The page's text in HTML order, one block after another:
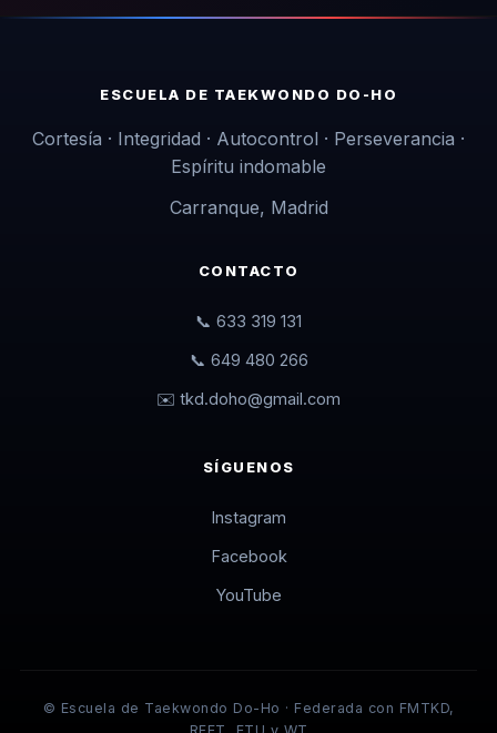
ESCUELA DE TAEKWONDO DO-HO
Cortesía · Integridad · Autocontrol · Perseverancia ·
Espíritu indomable
Carranque, Madrid
CONTACTO
📞 633 319 131
📞 649 480 266
✉️ tkd.doho@gmail.com
SÍGUENOS
Instagram
Facebook
YouTube
© Escuela de Taekwondo Do-Ho · Federada con FMTKD,